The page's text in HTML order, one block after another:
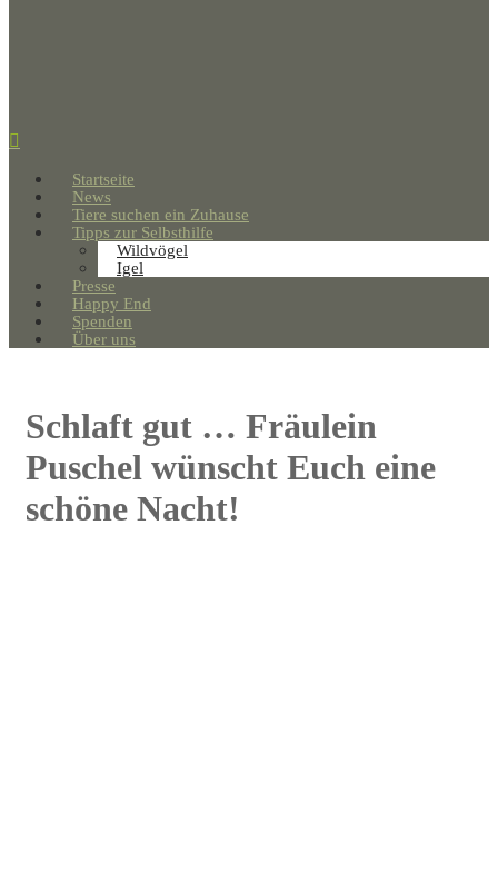
Startseite
News
Tiere suchen ein Zuhause
Tipps zur Selbsthilfe
Wildvögel
Igel
Presse
Happy End
Spenden
Über uns
Schlaft gut … Fräulein
Puschel wünscht Euch eine
schöne Nacht!